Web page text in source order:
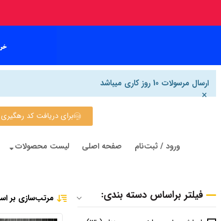
ارسال مرسولات 10 روز کاری میباشد
×
برای دریافت کد رهگیری روی
ورود / ثبت‌نام صفحه اصلی لیست محصولات
فیلتر براساس دسته بندی: مرتب‌سازی بر